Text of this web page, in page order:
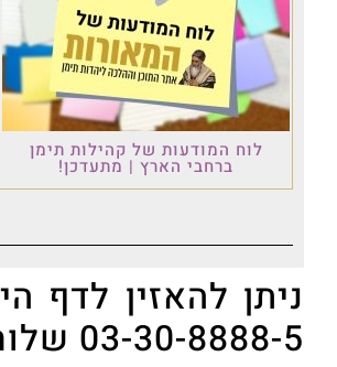
לוח המודעות של קהילות תימן
ברחבי הארץ | מתעדכן!
03-30-8888-5 שלוחה 3>4